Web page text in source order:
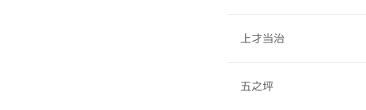
上才当治
五之坪